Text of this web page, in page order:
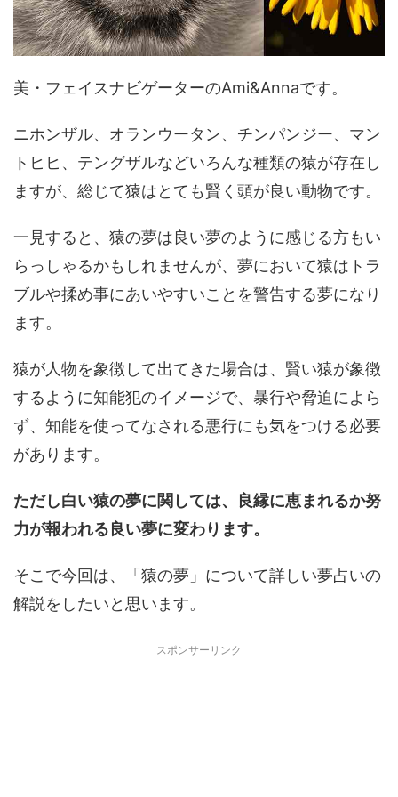
美・フェイスナビゲーターのAmi&Annaです。
ニホンザル、オランウータン、チンパンジー、マン
トヒヒ、テングザルなどいろんな種類の猿が存在し
ますが、総じて猿はとても賢く頭が良い動物です。
一見すると、猿の夢は良い夢のように感じる方もい
らっしゃるかもしれませんが、夢において猿はトラ
ブルや揉め事にあいやすいことを警告する夢になり
ます。
猿が人物を象徴して出てきた場合は、賢い猿が象徴
するように知能犯のイメージで、暴行や脅迫によら
ず、知能を使ってなされる悪行にも気をつける必要
があります。
ただし白い猿の夢に関しては、良縁に恵まれるか努
力が報われる良い夢に変わります。
そこで今回は、「猿の夢」について詳しい夢占いの
解説をしたいと思います。
スポンサーリンク